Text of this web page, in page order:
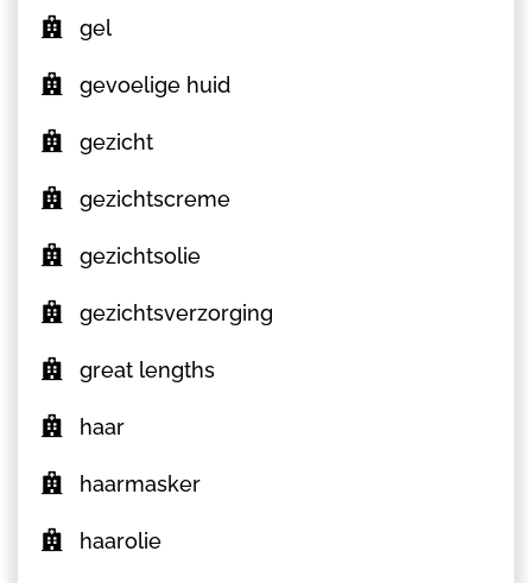
gel
gevoelige huid
gezicht
gezichtscreme
gezichtsolie
gezichtsverzorging
great lengths
haar
haarmasker
haarolie